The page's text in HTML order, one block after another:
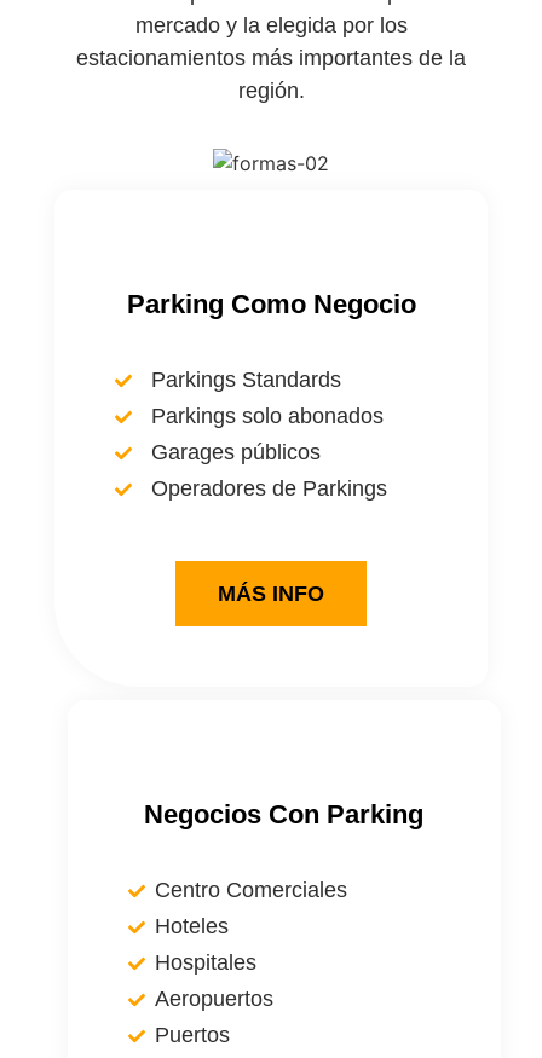
mercado y la elegida por los
estacionamientos más importantes de la
región.
Parking Como Negocio
Parkings Standards
Parkings solo abonados
Garages públicos
Operadores de Parkings
MÁS INFO
Negocios Con Parking
Centro Comerciales
Hoteles
Hospitales
Aeropuertos
Puertos